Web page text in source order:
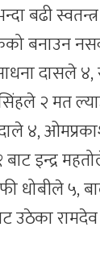
बढी
बनाउन
दासले
२ मत
४,
बाट इन्द्र
धोबीले ५,
उठेका